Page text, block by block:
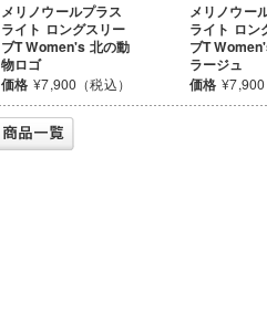
メリノウールプラス
ライト ロングスリー
ブT Women's 北の動
物ロゴ
価格 ¥7,900（税込）
メリノウー
ライト ロン
ブT
ラージュ
価格 ¥7,900